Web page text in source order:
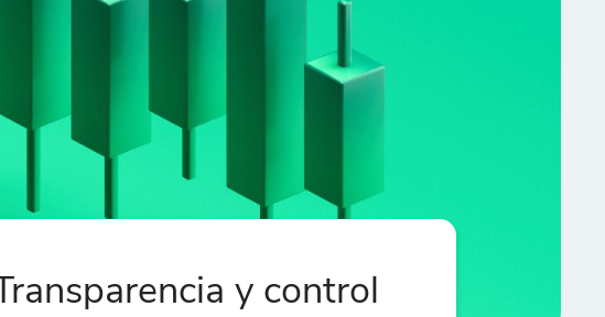
Transparencia y control